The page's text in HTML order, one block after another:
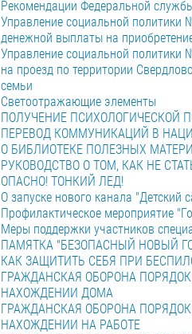
Рекомендации Федеральной
Управление социальной политики
денежной выплаты на
Управление социальной политики
на проезд по территории
семьи
Светоотражающие элементы
ПОЛУЧЕНИЕ ПСИХОЛОГИЧЕСКОЙ
ПЕРЕВОД КОММУНИКАЦИЙ В
О БИБЛИОТЕКЕ ПОЛЕЗНЫХ
РУКОВОДСТВО О ТОМ, КАК НЕ
ОПАСНО! ТОНКИЙ ЛЕД!
О запуске нового канала
Профилактическое мероприятие
Меры поддержки участников
ПАМЯТКА "БЕЗОПАСНЫЙ НОВЫЙ
КАК ЗАЩИТИТЬ СЕБЯ ПРИ
ГРАЖДАНСКАЯ ОБОРОНА
НАХОЖДЕНИИ ДОМА
ГРАЖДАНСКАЯ ОБОРОНА
НАХОЖДЕНИИ НА РАБОТЕ